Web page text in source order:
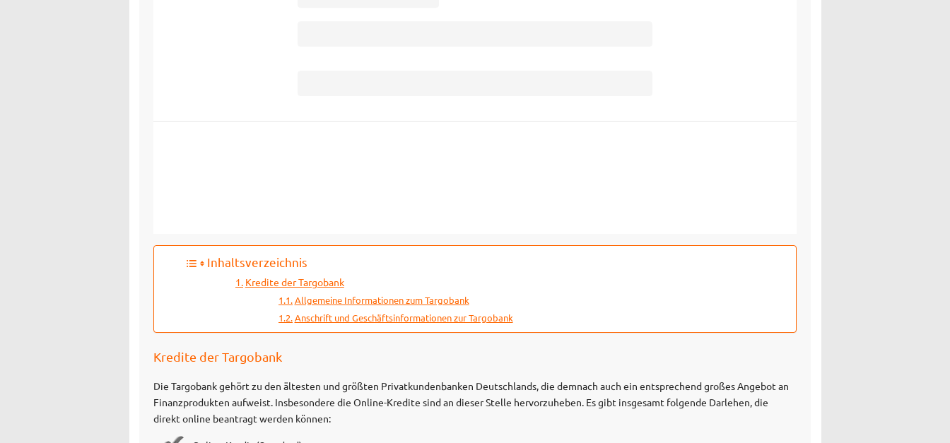
Inhaltsverzeichnis
Kredite der Targobank
Allgemeine Informationen zum Targobank
Anschrift und Geschäftsinformationen zur Targobank
Kredite der Targobank
Die Targobank gehört zu den ältesten und größten Privatkundenbanken Deutschlands, die demnach auch ein entsprechend großes Angebot an
Finanzprodukten aufweist. Insbesondere die Online-Kredite sind an dieser Stelle hervorzuheben. Es gibt insgesamt folgende Darlehen, die
direkt online beantragt werden können: